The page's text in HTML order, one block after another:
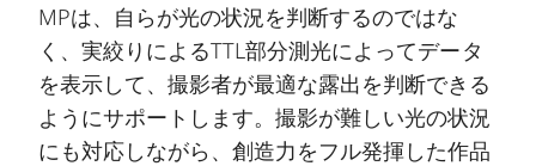
MPは、自らが光の状況を判断するのではな
く、実絞りによるTTL部分測光によってデータ
を表示して、撮影者が最適な露出を判断できる
ようにサポートします。撮影が難しい光の状況
にも対応しながら、創造力をフル発揮した作品